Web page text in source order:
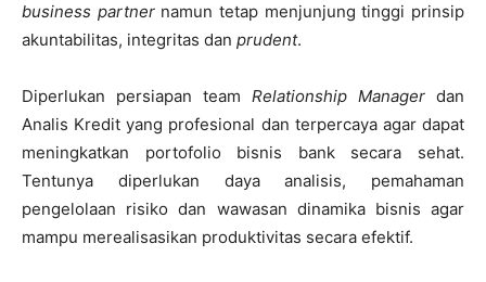
business partnernamun tetap menjunjung tinggi prinsip
akuntabilitas, integritas dan prudent.
Diperlukan persiapan team Relationship Manager dan
Analis Kredit yang profesional dan terpercaya agar dapat
meningkatkan portofolio bisnis bank secara sehat.
Tentunya diperlukan daya analisis, pemahaman
pengelolaan risiko dan wawasan dinamika bisnis agar
mampu merealisasikan produktivitas secara efektif.